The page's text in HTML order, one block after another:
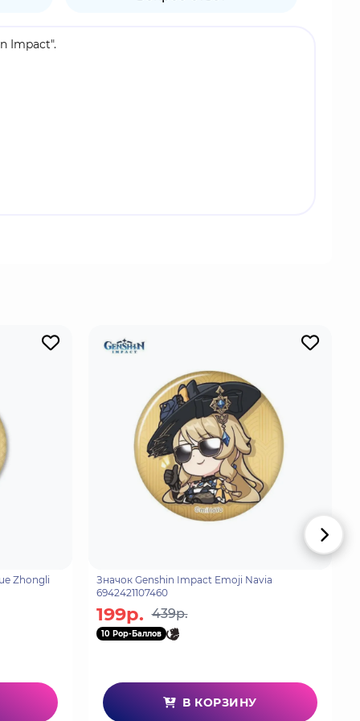
Impact".
Нахида - персонаж Дендро, который
Zhongli
Значок Genshin Impact Emoji Navia
6942421107460
199р. 439р.
10 Pop-Баллов
В КОРЗИНУ